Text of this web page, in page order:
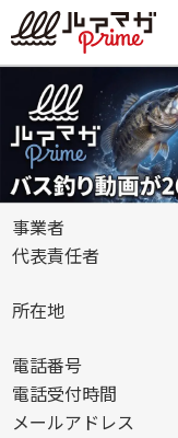
事業者
代表責任者
所在地
電話番号
電話受付時間
メールアドレス